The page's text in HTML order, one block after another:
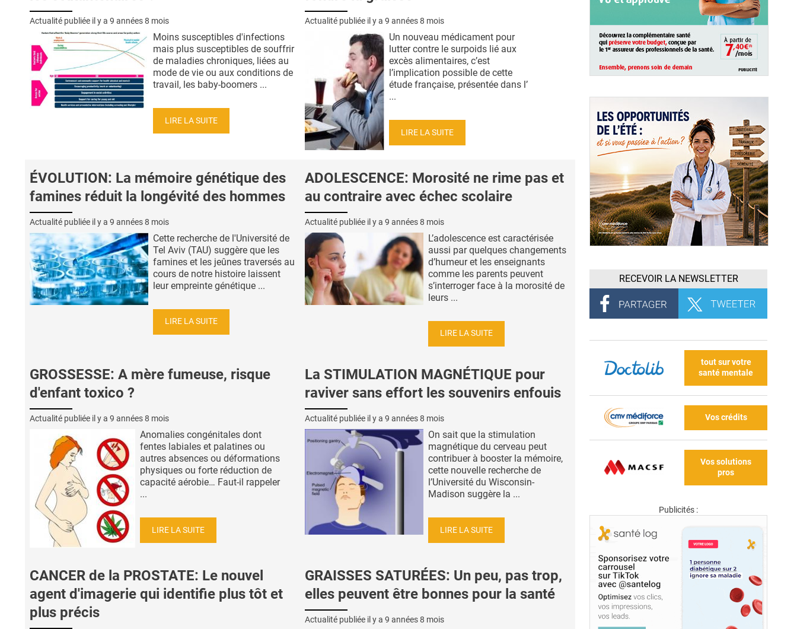
Actualité publiée il y a 9 années 8 mois
Moins susceptibles d'infections
mais plus susceptibles de souffrir
de maladies chroniques, liées au
mode de vie ou aux conditions de
travail, les baby-boomers ...
LIRE LA SUITE
Actualité publiée il y a 9 années 8 mois
Un nouveau médicament pour
lutter contre le surpoids lié aux
excès alimentaires, c’est
l’implication possible de cette
étude française, présentée dans l’
...
LIRE LA SUITE
ÉVOLUTION: La mémoire génétique des
famines réduit la longévité des hommes
Actualité publiée il y a 9 années 8 mois
Cette recherche de l'Université de
Tel Aviv (TAU) suggère que les
famines et les jeûnes traversés au
cours de notre histoire laissent
leur empreinte génétique ...
LIRE LA SUITE
ADOLESCENCE: Morosité ne rime pas et
au contraire avec échec scolaire
Actualité publiée il y a 9 années 8 mois
L’adolescence est caractérisée
aussi par quelques changements
d’humeur et les enseignants
comme les parents peuvent
s’interroger face à la morosité de
leurs ...
LIRE LA SUITE
GROSSESSE: A mère fumeuse, risque
d'enfant toxico ?
Actualité publiée il y a 9 années 8 mois
Anomalies congénitales dont
fentes labiales et palatines ou
autres absences ou déformations
physiques ou forte réduction de
capacité aérobie… Faut-il rappeler
...
LIRE LA SUITE
La STIMULATION MAGNÉTIQUE pour
raviver sans effort les souvenirs enfouis
Actualité publiée il y a 9 années 8 mois
On sait que la stimulation
magnétique du cerveau peut
contribuer à booster la mémoire,
cette nouvelle recherche de
l’Université du Wisconsin-
Madison suggère la ...
LIRE LA SUITE
CANCER de la PROSTATE: Le nouvel
agent d'imagerie qui identifie plus tôt et
plus précis
GRAISSES SATURÉES: Un peu, pas trop,
elles peuvent être bonnes pour la santé
Actualité publiée il y a 9 années 8 mois
RECEVOIR LA NEWSLETTER
tout sur votre
santé mentale
Vos crédits
Vos solutions
pros
Publicités :